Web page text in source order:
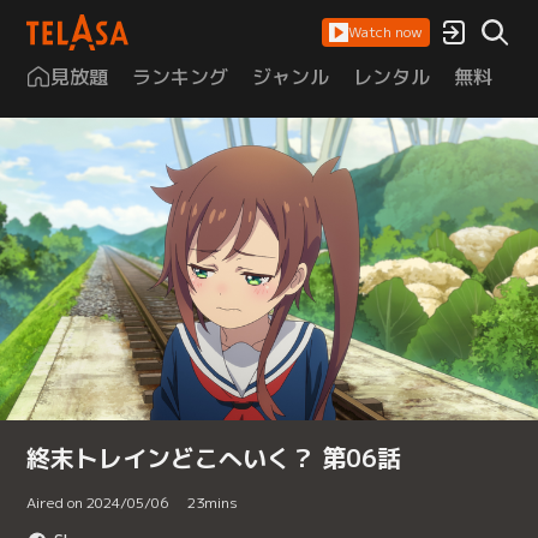
Watch now
見放題 ランキング ジャンル レンタル 無料
終末トレインどこへいく？ 第06話
Aired on 2024/05/06 23mins